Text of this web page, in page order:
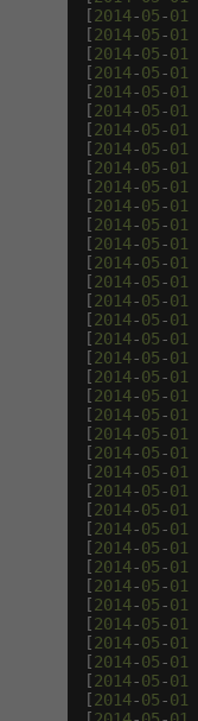
[2014-05-01
[2014-05-01
[2014-05-01
[2014-05-01
[2014-05-01
[2014-05-01
[2014-05-01
[2014-05-01
[2014-05-01
[2014-05-01
[2014-05-01
[2014-05-01
[2014-05-01
[2014-05-01
[2014-05-01
[2014-05-01
[2014-05-01
[2014-05-01
[2014-05-01
[2014-05-01
[2014-05-01
[2014-05-01
[2014-05-01
[2014-05-01
[2014-05-01
[2014-05-01
[2014-05-01
[2014-05-01
[2014-05-01
[2014-05-01
[2014-05-01
[2014-05-01
[2014-05-01
[2014-05-01
[2014-05-01
[2014-05-01
[2014-05-01